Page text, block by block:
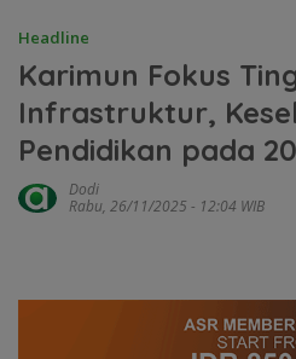
Headline
Karimun Fokus
Infrastruktur,
Pendidikan pada
Dodi
Rabu, 26/11/2025 - 12:04 WIB